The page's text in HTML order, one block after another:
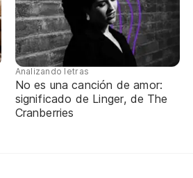
Analizando letras
No es una canción de amor:
significado de Linger, de The
Cranberries